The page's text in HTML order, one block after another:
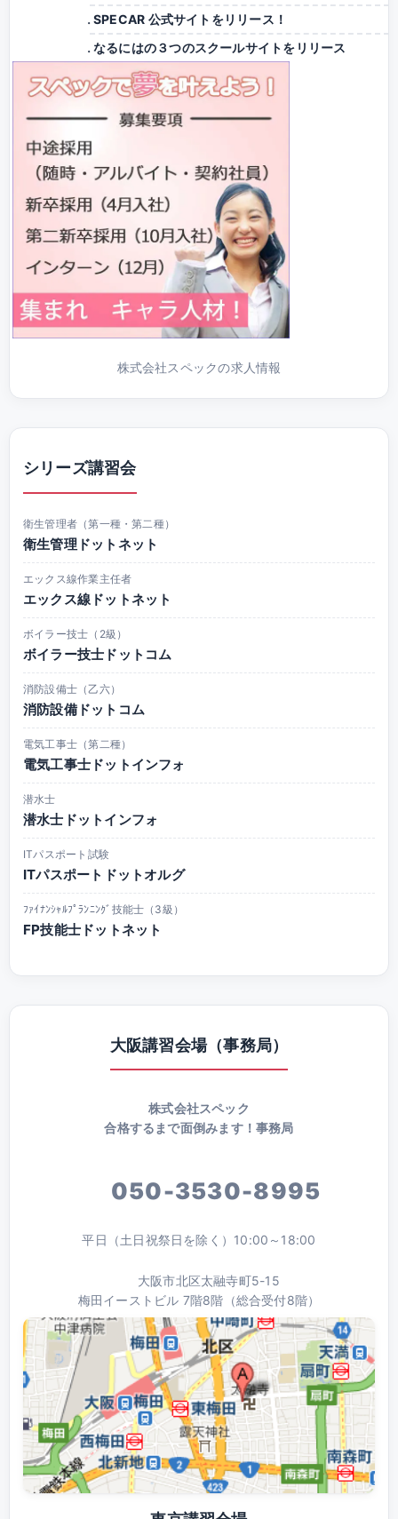
SPECAR 公式サイトをリリース！
なるにはの３つのスクールサイトをリリース
株式会社スペックの求人情報
シリーズ講習会
衛生管理者（第一種・第二種）
衛生管理ドットネット
エックス線作業主任者
エックス線ドットネット
ボイラー技士（2級）
ボイラー技士ドットコム
消防設備士（乙六）
消防設備ドットコム
電気工事士（第二種）
電気工事士ドットインフォ
潜水士
潜水士ドットインフォ
ITパスポート試験
ITパスポートドットオルグ
ﾌｧｲﾅﾝｼｬﾙﾌﾟﾗﾝﾆﾝｸﾞ技能士（3級）
FP技能士ドットネット
大阪講習会場（事務局）
株式会社スペック
合格するまで面倒みます！事務局
050-3530-8995
平日（土日祝祭日を除く）10:00～18:00
大阪市北区太融寺町5-15
梅田イーストビル 7階8階（総合受付8階）